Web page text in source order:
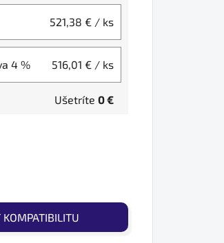
521,38 € / ks
4 % 516,01 € / ks
Ušetríte 0 €
KOMPATIBILITU